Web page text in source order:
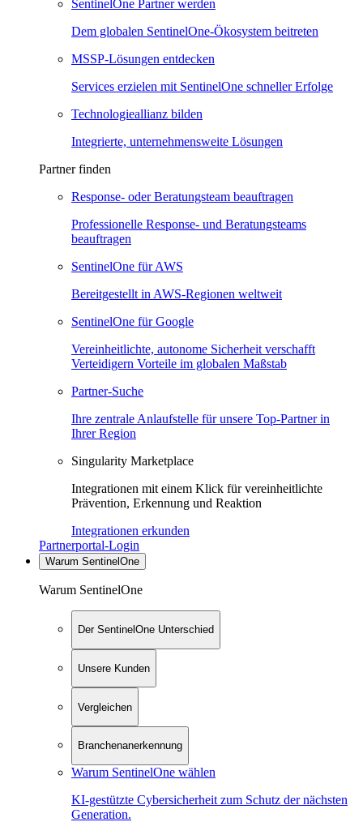
SentinelOne Partner werden
Dem globalen SentinelOne-Ökosystem beitreten
MSSP-Lösungen entdecken
Services erzielen mit SentinelOne schneller Erfolge
Technologieallianz bilden
Integrierte, unternehmensweite Lösungen
Partner finden
Response- oder Beratungsteam beauftragen
Professionelle Response- und Beratungsteams
beauftragen
SentinelOne für AWS
Bereitgestellt in AWS-Regionen weltweit
SentinelOne für Google
Vereinheitlichte, autonome Sicherheit verschafft
Verteidigern Vorteile im globalen Maßstab
Partner-Suche
Ihre zentrale Anlaufstelle für unsere Top-Partner in
Ihrer Region
Singularity Marketplace
Integrationen mit einem Klick für vereinheitlichte
Prävention, Erkennung und Reaktion
Integrationen erkunden
Partnerportal-Login
Warum SentinelOne
Warum SentinelOne
Der SentinelOne Unterschied
Unsere Kunden
Vergleichen
Branchenanerkennung
Warum SentinelOne wählen
KI-gestützte Cybersicherheit zum Schutz der nächsten
Generation.